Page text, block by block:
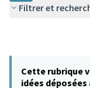
Filtrer et
Cette rubrique
idées